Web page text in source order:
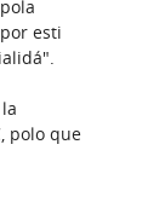
esti
polo que